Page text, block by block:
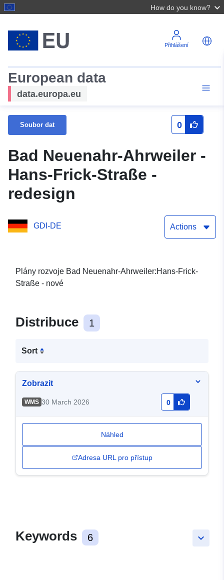
How do you know?
Přihlášení
European data
data.europa.eu
Soubor dat 0
Bad Neuenahr-Ahrweiler -
Hans-Frick-Straße -
redesign
GDI-DE Actions
Plány rozvoje Bad Neuenahr-Ahrweiler:Hans-Frick-
Straße - nové
Distribuce 1
Sort
Zobrazit
WMS 30 March 2026 0
Náhled
Adresa URL pro přístup
keyboard_arrow_down
Keywords 6